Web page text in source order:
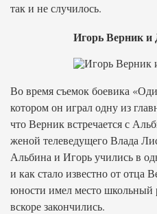
так и не случилось.
Игорь Верник
Во время съемок боевика
котором он играл одну из
что Верник встречается с
женой телеведущего Влада
Альбина и Игорь учились в
и как стало известно от отца
юности имел место
вскоре закончились.